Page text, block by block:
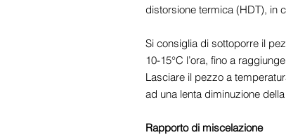
distorsione termica (HDT), in
Si consiglia di sottoporre il
10-15°C l’ora, fino a
Lasciare il pezzo a
ad una lenta diminuzione
Rapporto di miscelazione